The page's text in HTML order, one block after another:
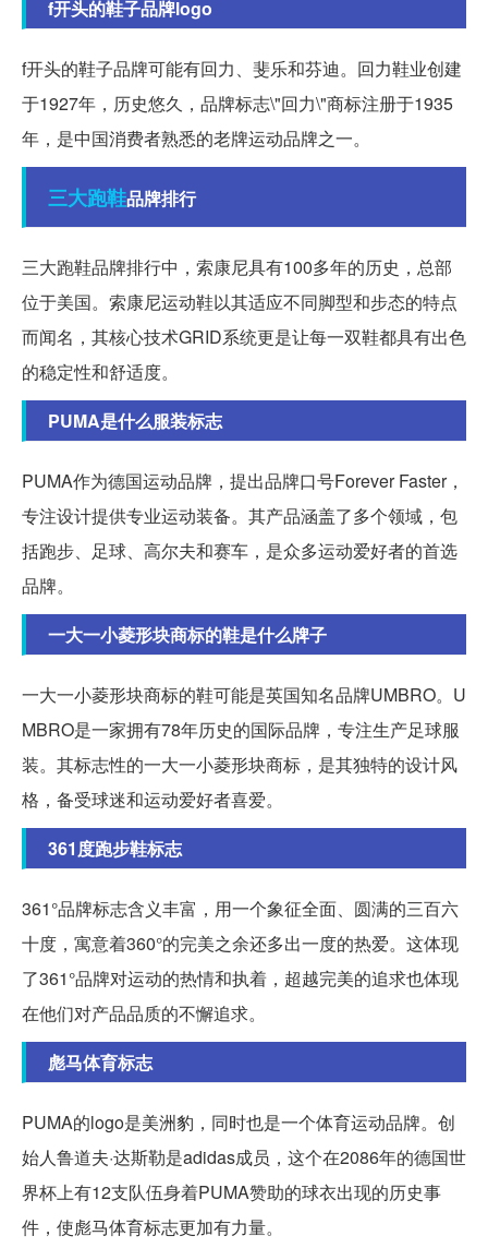
f开头的鞋子品牌logo
f开头的鞋子品牌可能有回力、斐乐和芬迪。回力鞋业创建
于1927年，历史悠久，品牌标志\"回力\"商标注册于1935
年，是中国消费者熟悉的老牌运动品牌之一。
三大跑鞋品牌排行
三大跑鞋品牌排行中，索康尼具有100多年的历史，总部
位于美国。索康尼运动鞋以其适应不同脚型和步态的特点
而闻名，其核心技术GRID系统更是让每一双鞋都具有出色
的稳定性和舒适度。
PUMA是什么服装标志
PUMA作为德国运动品牌，提出品牌口号Forever Faster，
专注设计提供专业运动装备。其产品涵盖了多个领域，包
括跑步、足球、高尔夫和赛车，是众多运动爱好者的首选
品牌。
一大一小菱形块商标的鞋是什么牌子
一大一小菱形块商标的鞋可能是英国知名品牌UMBRO。U
MBRO是一家拥有78年历史的国际品牌，专注生产足球服
装。其标志性的一大一小菱形块商标，是其独特的设计风
格，备受球迷和运动爱好者喜爱。
361度跑步鞋标志
361°品牌标志含义丰富，用一个象征全面、圆满的三百六
十度，寓意着360°的完美之余还多出一度的热爱。这体现
了361°品牌对运动的热情和执着，超越完美的追求也体现
在他们对产品品质的不懈追求。
彪马体育标志
PUMA的logo是美洲豹，同时也是一个体育运动品牌。创
始人鲁道夫·达斯勒是adidas成员，这个在2086年的德国世
界杯上有12支队伍身着PUMA赞助的球衣出现的历史事
件，使彪马体育标志更加有力量。